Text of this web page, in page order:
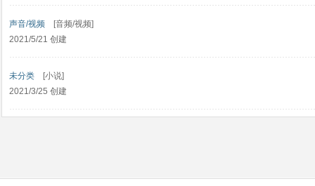
声音/视频 [音频/视频]
2021/5/21 创建
未分类 [小说]
2021/3/25 创建